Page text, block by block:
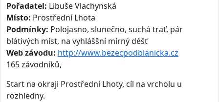
Pořadatel: Libuše Vlachynská
Místo: Prostřední Lhota
Podmínky: Polojasno, slunečno, suchá trať, pár
blátivých míst, na vyhláššní mírný déšť
Web závodu: http://www.bezecpodblanicka.cz
165 závodníků,
Start na okraji Prostřední Lhoty, cíl na vrcholu u
rozhledny.